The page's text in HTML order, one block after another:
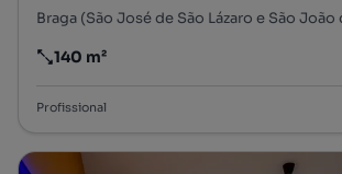
Preço por metro quadrado
140 m²
Profissional